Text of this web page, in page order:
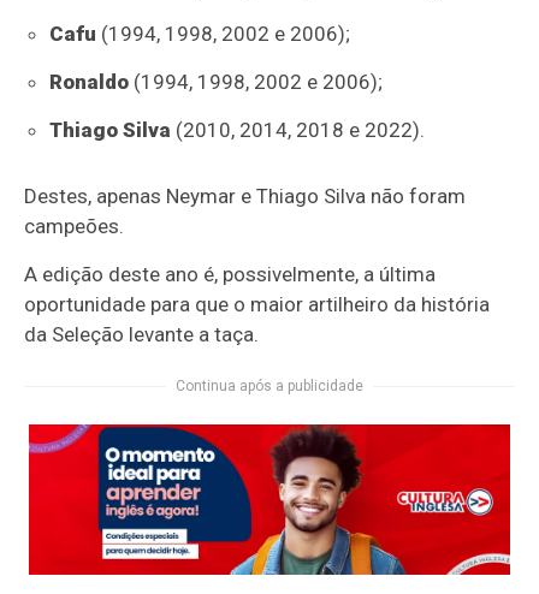
Cafu (1994, 1998, 2002 e 2006);
Ronaldo (1994, 1998, 2002 e 2006);
Thiago Silva (2010, 2014, 2018 e 2022).
Destes, apenas Neymar e Thiago Silva não foram
campeões.
A edição deste ano é, possivelmente, a última
oportunidade para que o maior artilheiro da história
da Seleção levante a taça.
Continua após a publicidade